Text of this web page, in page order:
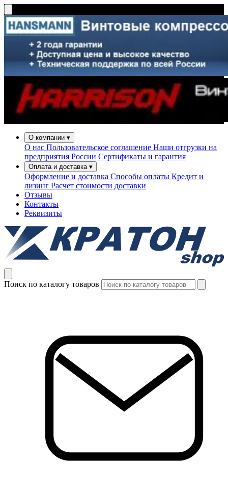
О компании ▾
О нас Пользовательское соглашение Наши отгрузки на
предприятия России Сертификаты и гарантия
Оплата и доставка ▾
Оформление и доставка Способы оплаты Кредит и
лизинг Расчет стоимости доставки
Отзывы
Контакты
Реквизиты
Поиск по каталогу товаров